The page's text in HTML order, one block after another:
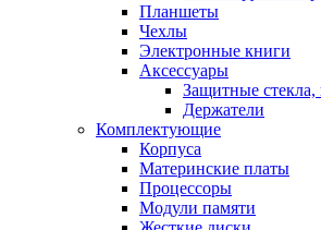
Планшеты
Чехлы
Электронные книги
Аксессуары
Защитные стекла,
Держатели
Комплектующие
Корпуса
Материнские платы
Процессоры
Модули памяти